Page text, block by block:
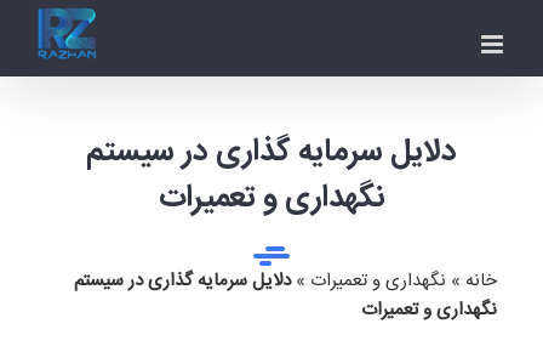
دلایل سرمایه گذاری در سیستم
نگهداری و تعمیرات
خانه » نگهداری و تعمیرات »دلایل سرمایه گذاری در سیستم
نگهداری و تعمیرات